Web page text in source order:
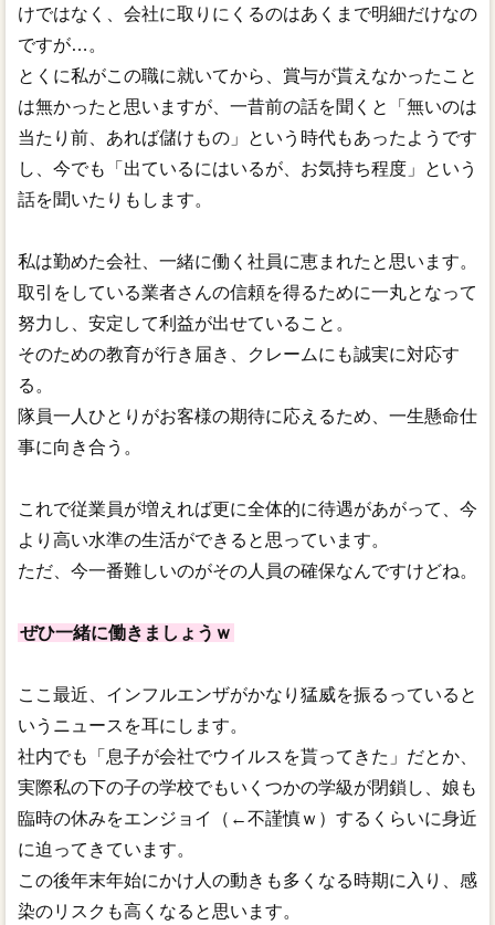
けではなく、会社に取りにくるのはあくまで明細だけなの
ですが…。
とくに私がこの職に就いてから、賞与が貰えなかったこと
は無かったと思いますが、一昔前の話を聞くと「無いのは
当たり前、あれば儲けもの」という時代もあったようです
し、今でも「出ているにはいるが、お気持ち程度」という
話を聞いたりもします。
私は勤めた会社、一緒に働く社員に恵まれたと思います。
取引をしている業者さんの信頼を得るために一丸となって
努力し、安定して利益が出せていること。
そのための教育が行き届き、クレームにも誠実に対応す
る。
隊員一人ひとりがお客様の期待に応えるため、一生懸命仕
事に向き合う。
これで従業員が増えれば更に全体的に待遇があがって、今
より高い水準の生活ができると思っています。
ただ、今一番難しいのがその人員の確保なんですけどね。
ぜひ一緒に働きましょうｗ
ここ最近、インフルエンザがかなり猛威を振るっていると
いうニュースを耳にします。
社内でも「息子が会社でウイルスを貰ってきた」だとか、
実際私の下の子の学校でもいくつかの学級が閉鎖し、娘も
臨時の休みをエンジョイ（←不謹慎ｗ）するくらいに身近
に迫ってきています。
この後年末年始にかけ人の動きも多くなる時期に入り、感
染のリスクも高くなると思います。